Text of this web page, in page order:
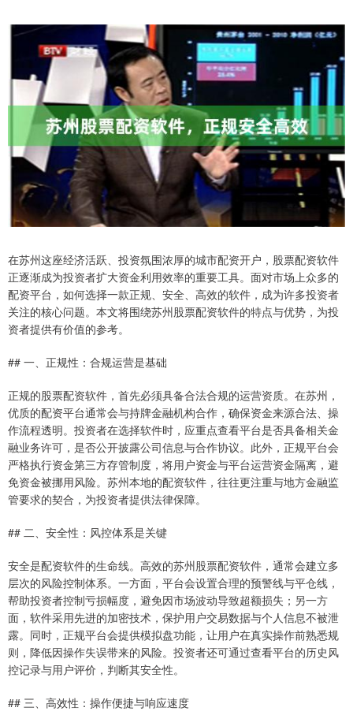
在苏州这座经济活跃、投资氛围浓厚的城市配资开户，股票配资软件
正逐渐成为投资者扩大资金利用效率的重要工具。面对市场上众多的
配资平台，如何选择一款正规、安全、高效的软件，成为许多投资者
关注的核心问题。本文将围绕苏州股票配资软件的特点与优势，为投
资者提供有价值的参考。
## 一、正规性：合规运营是基础
正规的股票配资软件，首先必须具备合法合规的运营资质。在苏州，
优质的配资平台通常会与持牌金融机构合作，确保资金来源合法、操
作流程透明。投资者在选择软件时，应重点查看平台是否具备相关金
融业务许可，是否公开披露公司信息与合作协议。此外，正规平台会
严格执行资金第三方存管制度，将用户资金与平台运营资金隔离，避
免资金被挪用风险。苏州本地的配资软件，往往更注重与地方金融监
管要求的契合，为投资者提供法律保障。
## 二、安全性：风控体系是关键
安全是配资软件的生命线。高效的苏州股票配资软件，通常会建立多
层次的风险控制体系。一方面，平台会设置合理的预警线与平仓线，
帮助投资者控制亏损幅度，避免因市场波动导致超额损失；另一方
面，软件采用先进的加密技术，保护用户交易数据与个人信息不被泄
露。同时，正规平台会提供模拟盘功能，让用户在真实操作前熟悉规
则，降低因操作失误带来的风险。投资者还可通过查看平台的历史风
控记录与用户评价，判断其安全性。
## 三、高效性：操作便捷与响应速度